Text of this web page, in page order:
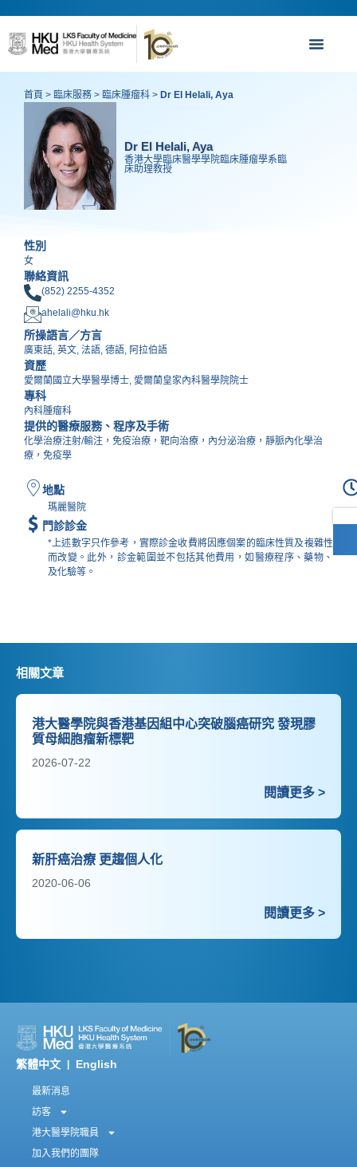
首頁 > 臨床服務 > 臨床腫瘤科 > Dr El Helali, Aya
Dr El Helali, Aya
香港大學臨床醫學學院臨床腫瘤學系臨
床助理教授
所操語言／方言
廣東話, 英文, 法語, 德語, 阿拉伯語
聯絡資訊
(852) 2255-4352
ahelali@hku.hk
性別
女
資歷
愛爾蘭國立大學醫學博士, 愛爾蘭皇家內科醫學院院士
專科
內科腫瘤科
提供的醫療服務、程序及手術
化學治療注射/輸注，免疫治療，靶向治療，內分泌治療，靜脈內化學治
療，免疫學
地點
瑪麗醫院
門診診金
*上述數字只作參考，實際診金收費將因應個案的臨床性質及複雜性
而改變。此外，診金範圍並不包括其他費用，如醫療程序、藥物、
及化驗等。​
相關文章
港大醫學院與香港基因組中心突破腦癌研究 發現膠
質母細胞瘤新標靶
2026-07-22
閱讀更多 >
新肝癌治療 更趨個人化
2020-06-06
閱讀更多 >
繁體中文 English
最新消息
訪客
港大醫學院職員
加入我們的團隊